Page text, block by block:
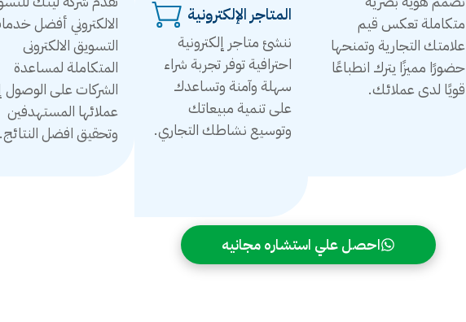
متكاملة تعكس قيم
علامتك التجارية وتمنحها
حضورًا مميزًا يترك انطباعًا
قويًا لدى عملائك.
المتاجر الإلكترونية
ننشئ متاجر إلكترونية
احترافية توفر تجربة شراء
سهلة وآمنة وتساعدك
على تنمية مبيعاتك
وتوسيع نشاطك التجاري.
الالكتروني أفضل
التسويق الالكترونى
المتكاملة لمساعدة
الشركات على الوصول
عملائها المستهدفين
وتحقيق افضل النتائج.
احصل علي استشاره مجانيه